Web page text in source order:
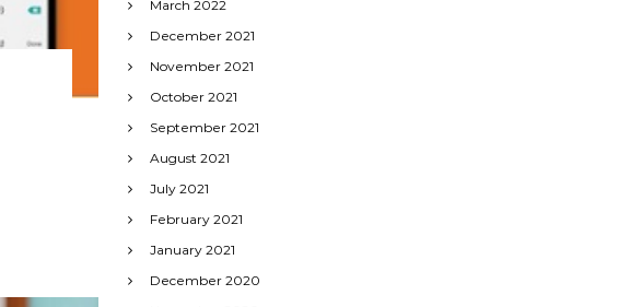
March 2022
December 2021
November 2021
October 2021
September 2021
August 2021
July 2021
February 2021
January 2021
December 2020